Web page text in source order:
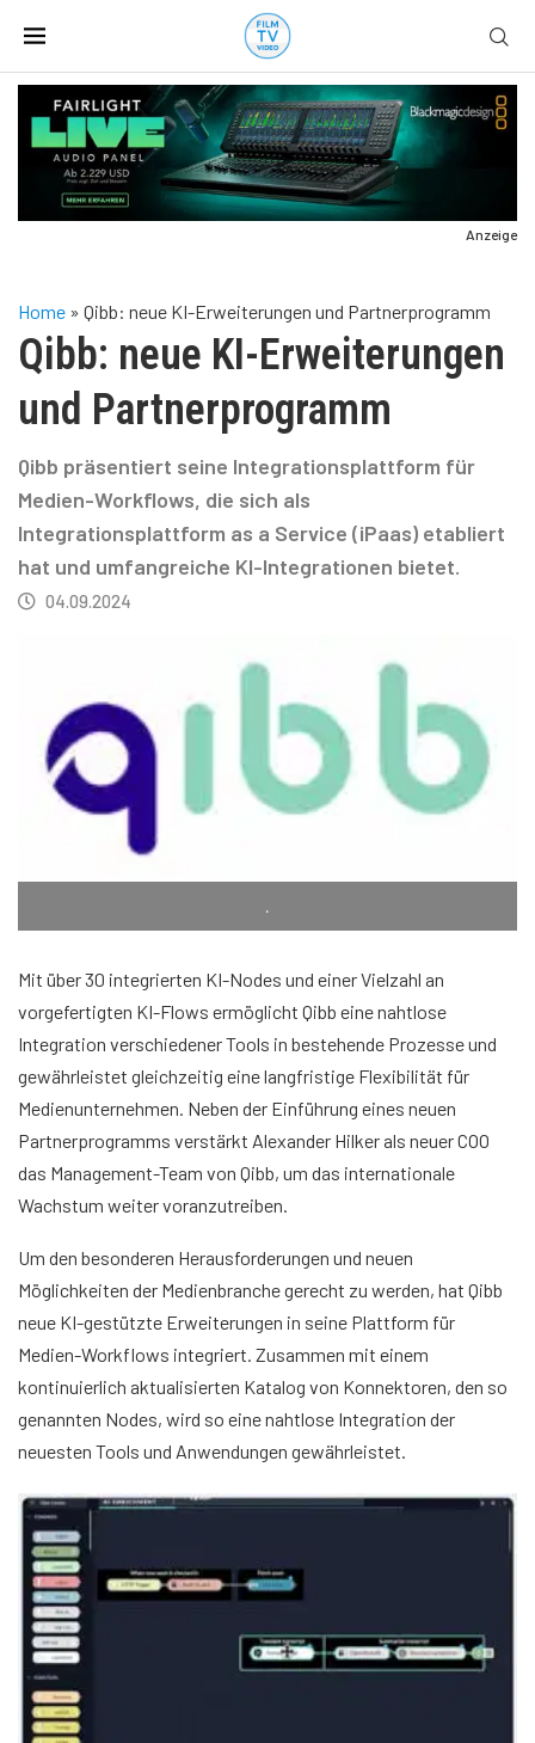
Anzeige
Home » Qibb: neue KI-Erweiterungen und Partnerprogramm
Qibb: neue KI-Erweiterungen
und Partnerprogramm
Qibb präsentiert seine Integrationsplattform für
Medien-Workflows, die sich als
Integrationsplattform as a Service (iPaas) etabliert
hat und umfangreiche KI-Integrationen bietet.
04.09.2024
.
Mit über 30 integrierten KI-Nodes und einer Vielzahl an
vorgefertigten KI-Flows ermöglicht Qibb eine nahtlose
Integration verschiedener Tools in bestehende Prozesse und
gewährleistet gleichzeitig eine langfristige Flexibilität für
Medienunternehmen. Neben der Einführung eines neuen
Partnerprogramms verstärkt Alexander Hilker als neuer COO
das Management-Team von Qibb, um das internationale
Wachstum weiter voranzutreiben.
Um den besonderen Herausforderungen und neuen
Möglichkeiten der Medienbranche gerecht zu werden, hat Qibb
neue KI-gestützte Erweiterungen in seine Plattform für
Medien-Workflows integriert. Zusammen mit einem
kontinuierlich aktualisierten Katalog von Konnektoren, den so
genannten Nodes, wird so eine nahtlose Integration der
neuesten Tools und Anwendungen gewährleistet.